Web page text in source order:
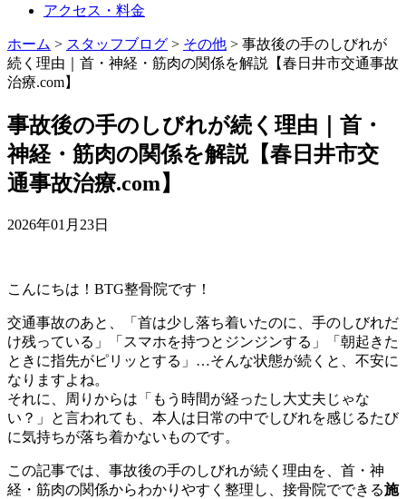
アクセス・料金
ホーム > スタッフブログ > その他 > 事故後の手のしびれが
続く理由｜首・神経・筋肉の関係を解説【春日井市交通事故
治療.com】
事故後の手のしびれが続く理由｜首・
神経・筋肉の関係を解説【春日井市交
通事故治療.com】
2026年01月23日
こんにちは！BTG整骨院です！
交通事故のあと、「首は少し落ち着いたのに、手のしびれだ
け残っている」「スマホを持つとジンジンする」「朝起きた
ときに指先がピリッとする」…そんな状態が続くと、不安に
なりますよね。
それに、周りからは「もう時間が経ったし大丈夫じゃな
い？」と言われても、本人は日常の中でしびれを感じるたび
に気持ちが落ち着かないものです。
この記事では、事故後の手のしびれが続く理由を、首・神
経・筋肉の関係からわかりやすく整理し、接骨院でできる施